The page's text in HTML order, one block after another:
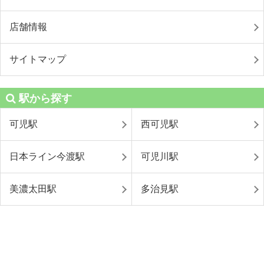
店舗情報
サイトマップ
駅から探す
可児駅 西可児駅
日本ライン今渡駅 可児川駅
美濃太田駅 多治見駅